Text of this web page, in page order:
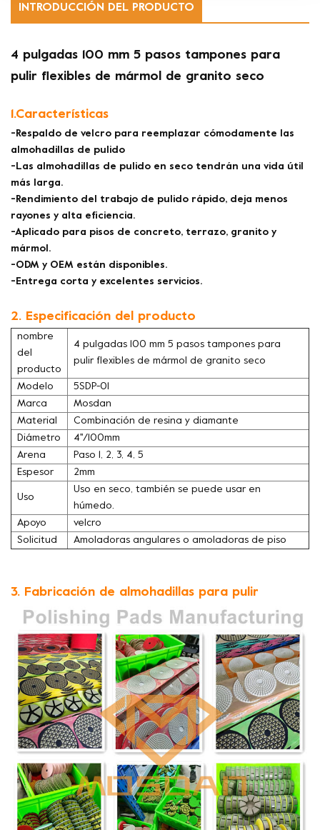
INTRODUCCIÓN DEL PRODUCTO
4 pulgadas 100 mm 5 pasos tampones para
pulir flexibles de mármol de granito seco
1.Características
-Respaldo de velcro para reemplazar cómodamente las
almohadillas de pulido
-Las almohadillas de pulido en seco tendrán una vida útil
más larga.
-Rendimiento del trabajo de pulido rápido, deja menos
rayones y alta eficiencia.
-Aplicado para pisos de concreto, terrazo, granito y
mármol.
-ODM y OEM están disponibles.
-Entrega corta y excelentes servicios.
2. Especificación del producto
nombre
del
producto
4 pulgadas 100 mm 5 pasos tampones para
pulir flexibles de mármol de granito seco
Modelo
5SDP-01
Marca
Mosdan
Material
Combinación de resina y diamante
Diámetro
4''/100mm
Arena
Paso 1, 2, 3, 4, 5
Espesor
2mm
Uso
Uso en seco, también se puede usar en
húmedo.
Apoyo
velcro
Solicitud
Amoladoras angulares o amoladoras de piso
3. Fabricación de almohadillas para pulir